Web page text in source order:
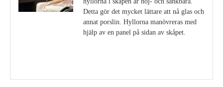
Detta gör det mycket lättare att nå glas och
annat porslin. Hyllorna manövreras med
hjälp av en panel på sidan av skåpet.